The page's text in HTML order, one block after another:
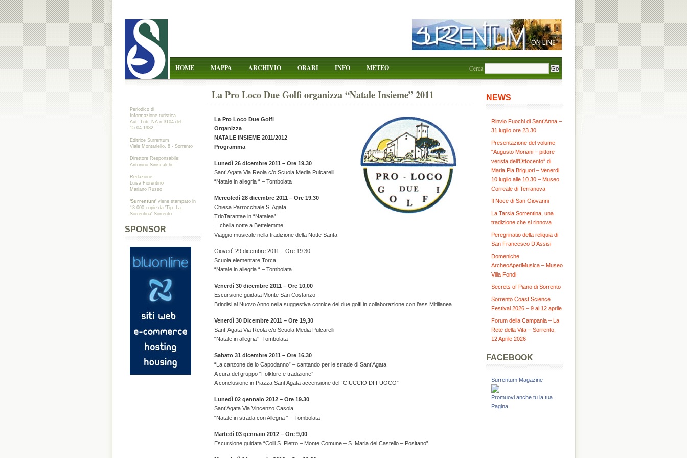
HOME MAPPA ARCHIVIO ORARI INFO METEO Cerca
Periodico di
Informazione turistica
Aut. Trib. NA n.3104 del
15.04.1982
Editrice Surrentum
Viale Montariello, 8 - Sorrento
Direttore Responsabile:
Antonino Siniscalchi
Redazione:
Luisa Fiorentino
Mariano Russo
'Surrentum'viene stampato in
13.000 copie da 'Tip. La
Sorrentina' Sorrento
SPONSOR
La Pro Loco Due Golfi organizza “Natale Insieme” 2011
La Pro Loco Due Golfi
Organizza
NATALE INSIEME 2011/2012
Programma
Lunedì 26 dicembre 2011 – Ore 19.30
Sant’ Agata Via Reola c/o Scuola Media Pulcarelli
“Natale in allegria “ – Tombolata
Mercoledì 28 dicembre 2011 – Ore 19.30
Chiesa Parrocchiale S. Agata
TrioTarantae in “Natalea”
…chella notte a Bettelemme
Viaggio musicale nella tradizione della Notte Santa
Giovedì 29 dicembre 2011 – Ore 19.30
Scuola elementare,Torca
“Natale in allegria “ – Tombolata
Venerdì 30 dicembre 2011 – Ore 10,00
Escursione guidata Monte San Costanzo
Brindisi al Nuovo Anno nella suggestiva cornice dei due golfi in collaborazione con l’ass.Mitilianea
Venerdì 30 Dicembre 2011 – Ore 19,30
Sant’ Agata Via Reola c/o Scuola Media Pulcarelli
“Natale in allegria”- Tombolata
Sabato 31 dicembre 2011 – Ore 16.30
“La canzone de lo Capodanno” – cantando per le strade di Sant’Agata
A cura del gruppo “Folklore e tradizione”
A conclusione in Piazza Sant’Agata accensione del “CIUCCIO DI FUOCO”
Lunedì 02 gennaio 2012 – Ore 19.30
Sant’Agata Via Vincenzo Casola
“Natale in strada con Allegria “ – Tombolata
Martedì 03 gennaio 2012 – Ore 9,00
Escursione guidata “Colli S. Pietro – Monte Comune – S. Maria del Castello – Positano”
NEWS
Rinvio Fuochi di Sant’Anna –
31 luglio ore 23.30
Presentazione del volume
“Augusto Moriani – pittore
verista dell’Ottocento” di
Maria Pia Briguori – Venerdi
10 luglio alle 10.30 – Museo
Correale di Terranova
Il Noce di San Giovanni
La Tarsia Sorrentina, una
tradizione che si rinnova
Peregrinatio della reliquia di
San Francesco D’Assisi
Domeniche
ArcheoAperiMusica – Museo
Villa Fondi
Secrets of Piano di Sorrento
Sorrento Coast Science
Festival 2026 – 9 al 12 aprile
Forum della Campania – La
Rete della Vita – Sorrento,
12 Aprile 2026
FACEBOOK
Surrentum Magazine
Promuovi anche tu la tua
Pagina